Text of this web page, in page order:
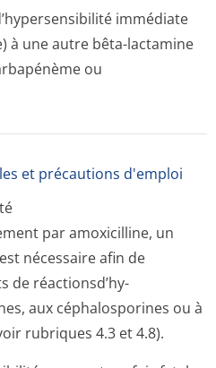
immédiate
à une autre bêta-lactamine
ou
et précautions d'emploi
par amoxicilline, un
nécessaire afin de
de réactionsd’hy­
aux céphalosporines ou à
rubriques 4.3 et 4.8).